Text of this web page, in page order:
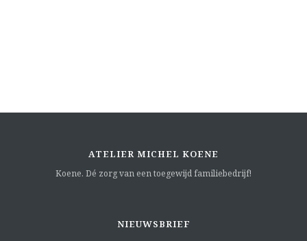
ATELIER MICHEL KOENE
Koene. Dé zorg van een toegewijd familiebedrijf!
NIEUWSBRIEF